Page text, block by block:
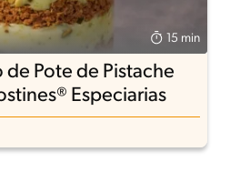
15 min
de Pote de Pistache
Especiarias